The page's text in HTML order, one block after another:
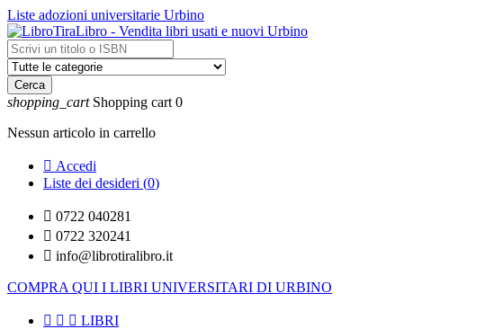
Liste adozioni universitarie Urbino
Cerca
shopping_cart Shopping cart 0
Nessun articolo in carrello
 Accedi
Liste dei desideri (0)
 0722 040281
 0722 320241
 info@librotiralibro.it
COMPRA QUI I LIBRI UNIVERSITARI DI URBINO
   LIBRI